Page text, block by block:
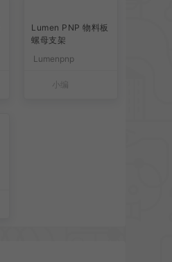
Lumen PNP 物料板
螺母支架
Lumenpnp
小编